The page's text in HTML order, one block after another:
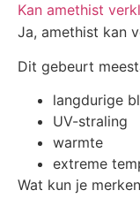
Kan amethist
Ja, amethist kan
Dit gebeurt
langdurige
UV-straling
warmte
extreme
Wat kun je